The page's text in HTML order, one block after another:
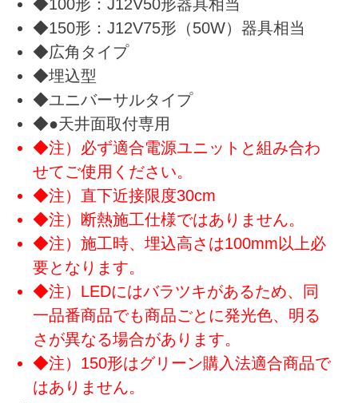
◆100形：J12V50形器具相当
◆150形：J12V75形（50W）器具相当
◆広角タイプ
◆埋込型
◆ユニバーサルタイプ
◆●天井面取付専用
◆注）必ず適合電源ユニットと組み合わ
せてご使用ください。
◆注）直下近接限度30cm
◆注）断熱施工仕様ではありません。
◆注）施工時、埋込高さは100mm以上必
要となります。
◆注）LEDにはバラツキがあるため、同
一品番商品でも商品ごとに発光色、明る
さが異なる場合があります。
◆注）150形はグリーン購入法適合商品で
はありません。